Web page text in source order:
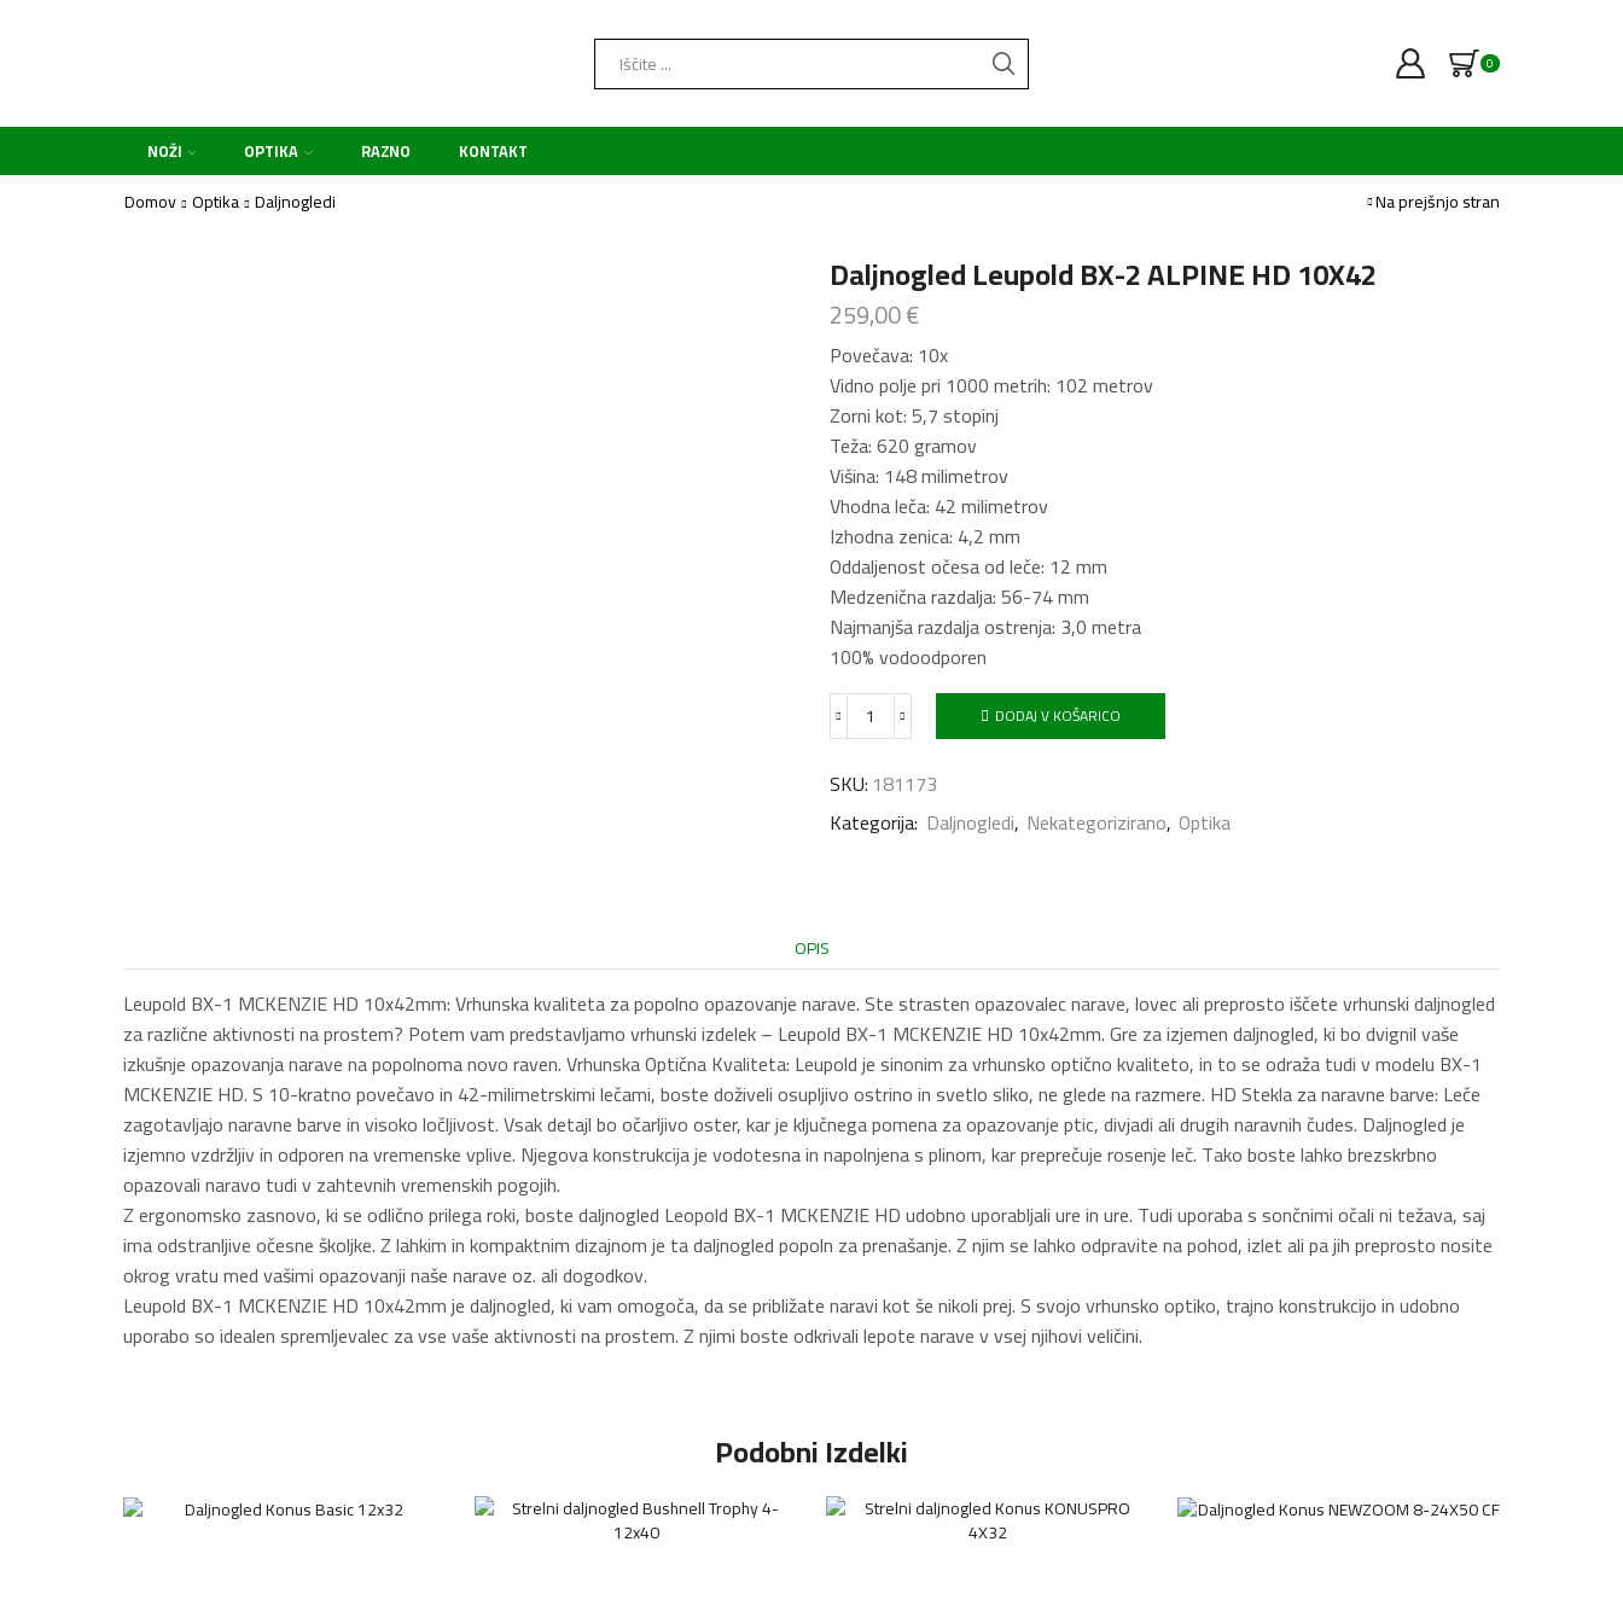
input
0
NOŽI OPTIKA RAZNO KONTAKT
Domov Optika Daljnogledi Na prejšnjo stran
Daljnogled Leupold BX-2 ALPINE HD 10X42
259,00€
Povečava: 10x
Vidno polje pri 1000 metrih: 102 metrov
Zorni kot: 5,7 stopinj
Teža: 620 gramov
Višina: 148 milimetrov
Vhodna leča: 42 milimetrov
Izhodna zenica: 4,2 mm
Oddaljenost očesa od leče: 12 mm
Medzenična razdalja: 56-74 mm
Najmanjša razdalja ostrenja: 3,0 metra
100% vodoodporen
Daljnogled
BX-
2
ALPINE
DODAJ V KOŠARICO
SKU:181173
Kategorija: Daljnogledi, Nekategorizirano, Optika
OPIS
Leupold BX-1 MCKENZIE HD 10x42mm: Vrhunska kvaliteta za popolno opazovanje narave. Ste strasten opazovalec narave, lovec ali preprosto iščete vrhunski daljnogled
za različne aktivnosti na prostem? Potem vam predstavljamo vrhunski izdelek – Leupold BX-1 MCKENZIE HD 10x42mm. Gre za izjemen daljnogled, ki bo dvignil vaše
izkušnje opazovanja narave na popolnoma novo raven. Vrhunska Optična Kvaliteta: Leupold je sinonim za vrhunsko optično kvaliteto, in to se odraža tudi v modelu BX-1
MCKENZIE HD. S 10-kratno povečavo in 42-milimetrskimi lečami, boste doživeli osupljivo ostrino in svetlo sliko, ne glede na razmere. HD Stekla za naravne barve: Leče
zagotavljajo naravne barve in visoko ločljivost. Vsak detajl bo očarljivo oster, kar je ključnega pomena za opazovanje ptic, divjadi ali drugih naravnih čudes. Daljnogled je
izjemno vzdržljiv in odporen na vremenske vplive. Njegova konstrukcija je vodotesna in napolnjena s plinom, kar preprečuje rosenje leč. Tako boste lahko brezskrbno
opazovali naravo tudi v zahtevnih vremenskih pogojih.
Z ergonomsko zasnovo, ki se odlično prilega roki, boste daljnogled Leopold BX-1 MCKENZIE HD udobno uporabljali ure in ure. Tudi uporaba s sončnimi očali ni težava, saj
ima odstranljive očesne školjke. Z lahkim in kompaktnim dizajnom je ta daljnogled popoln za prenašanje. Z njim se lahko odpravite na pohod, izlet ali pa jih preprosto nosite
okrog vratu med vašimi opazovanji naše narave oz. ali dogodkov.
Leupold BX-1 MCKENZIE HD 10x42mm je daljnogled, ki vam omogoča, da se približate naravi kot še nikoli prej. S svojo vrhunsko optiko, trajno konstrukcijo in udobno
uporabo so idealen spremljevalec za vse vaše aktivnosti na prostem. Z njimi boste odkrivali lepote narave v vsej njihovi veličini.
Podobni Izdelki